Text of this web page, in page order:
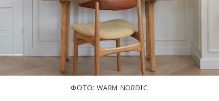
ФОТО: WARM NORDIC